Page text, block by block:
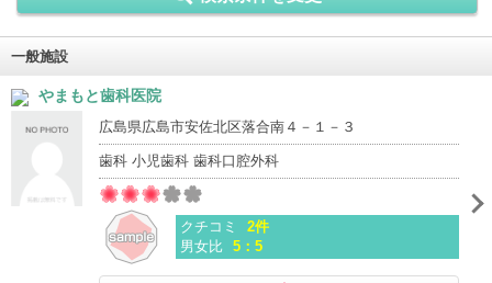
一般施設
やまもと歯科医院
広島県広島市安佐北区落合南４－１－３
歯科 小児歯科 歯科口腔外科
クチコミ
2件
男女比 5：5